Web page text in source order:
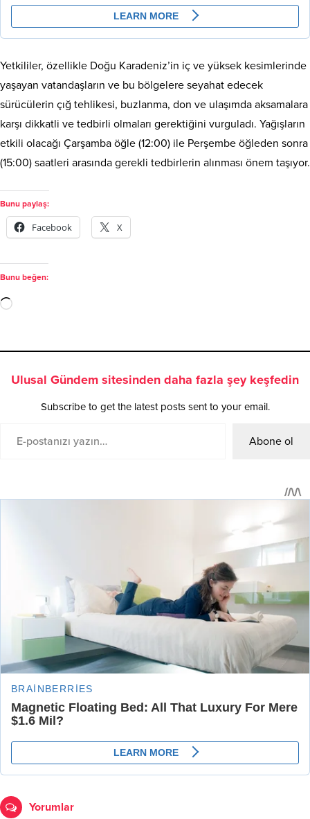
Yetkililer, özellikle Doğu Karadeniz’in iç ve yüksek kesimlerinde
yaşayan vatandaşların ve bu bölgelere seyahat edecek
sürücülerin çığ tehlikesi, buzlanma, don ve ulaşımda aksamalara
karşı dikkatli ve tedbirli olmaları gerektiğini vurguladı. Yağışların
etkili olacağı Çarşamba öğle (12:00) ile Perşembe öğleden sonra
(15:00) saatleri arasında gerekli tedbirlerin alınması önem taşıyor.
Bunu paylaş:
Facebook X
Bunu beğen:
Ulusal Gündem sitesinden daha fazla şey keşfedin
Subscribe to get the latest posts sent to your email.
Abone ol
Yorumlar